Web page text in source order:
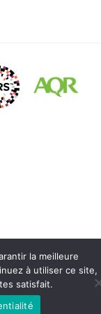
la meilleure
à utiliser ce site,
satisfait.